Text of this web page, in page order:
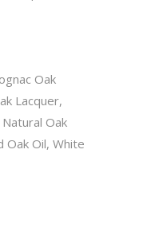
Oak
Lacquer,
Oak
Oak Oil, White